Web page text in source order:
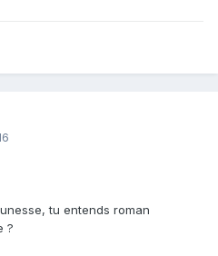
tu entends roman
?